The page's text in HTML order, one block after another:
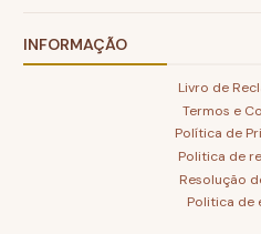
INFORMAÇÃO
Livro de
Termos e
Política de
Politica de
Resolução
Politica de